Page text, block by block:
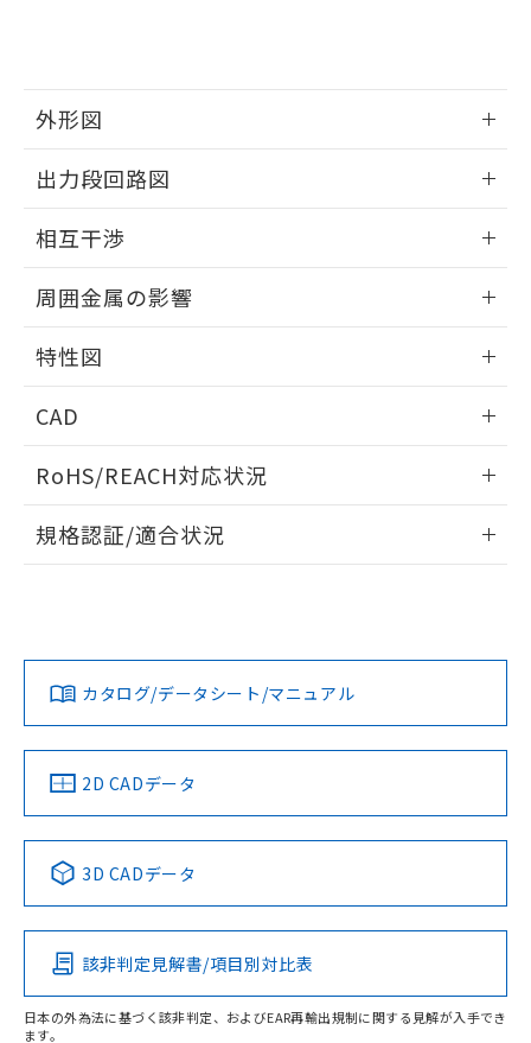
外形図
外形図
出力段回路図
出力段回路図
タイムチャート
相互干渉
相互干渉
A: 20mm以上、B: 15mm以上
周囲金属の影響
周囲金属の影響
上、n: 12mm以上
特性図
検出物体の大きさと材質による影響
検出領域
CAD
ドすることができます。
ログイン/会員登録
ダウンロードデータをご利用いただく前に、以下を必ずお読
みください。
ソフトウェアの使用条件
RoHS/REACH対応状況
EU RoHS 注意事項・凡例
対応済み
中国 RoHS 注意事項・凡例
Pb Hg Cd Cr(VI)
O
規格認証/適合状況
LR型式承認
（イギリス
船舶規格）
DNV型式承認
（ノルウェー
BV型式承認
（フランス
KR型式
（韓国
No No No No
この製品の規格認証/適合状況ページへ
その他の認証はこちらのページからご検索ください
カタログ/データシート/マニュアル
2D CADデータ
3D CADデータ
該非判定見解書/項目別対比表
日本の外為法に基づく該非判定、およびEAR再輸出規制に関する見解が入手でき
ます。
用者の範囲」に記載されている法人を
指します。
EU RoHS指令（10物質）の非含有証明書
51物質の非含有証明書（当社基準）
るもので、過去に遡って非含有を証明する
ものではありません。
また、RoHS指令のフタル酸エステル類４
物質の対応では、対応完了までの期間は出
荷製品に未対応品が混在することから備考
欄に対応日を記載しておりました。
既に当社にて対応品への在庫切替を完了
り、2022年1月12日より割愛しておりま
す。